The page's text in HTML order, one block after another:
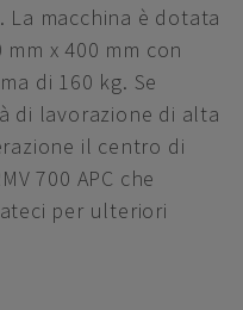
La macchina è dotata
x 400 mm con
di 160 kg. Se
di lavorazione di alta
il centro di
700 APC che
per ulteriori